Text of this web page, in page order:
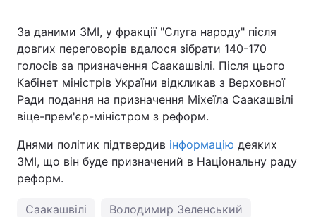
За даними ЗМІ, у фракції "Слуга народу" після
довгих переговорів вдалося зібрати 140-170
голосів за призначення Саакашвілі. Після цього
Кабінет міністрів України відкликав з Верховної
Ради подання на призначення Міхеїла Саакашвілі
віце-прем'єр-міністром з реформ.
Днями політик підтвердив інформацію деяких
ЗМІ, що він буде призначений в Національну раду
реформ.
Саакашвілі Володимир Зеленський